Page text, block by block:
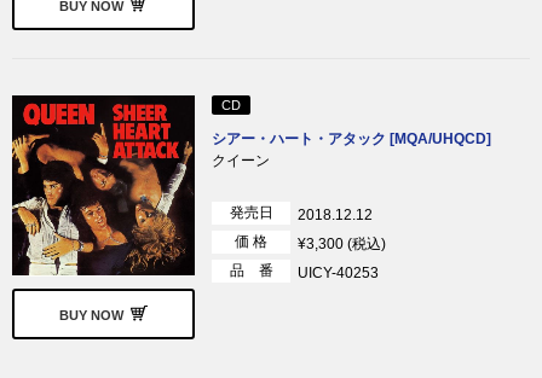
BUY NOW
BUY NOW
CD
シアー・ハート・アタック [MQA/UHQCD]
クイーン
発売日
2018.12.12
価 格
¥3,300 (税込)
品 番
UICY-40253